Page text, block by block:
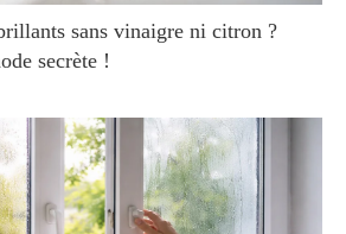
sans vinaigre ni citron ?
secrète !